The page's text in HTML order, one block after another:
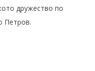
дружество по
Петров.